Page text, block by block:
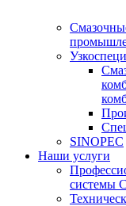
SINOPEC
Наши услуги
системы